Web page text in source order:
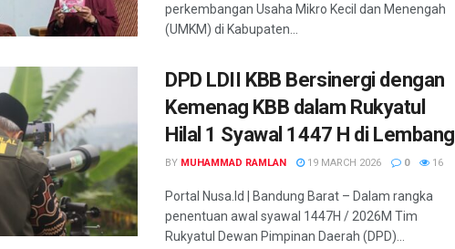
perkembangan Usaha Mikro Kecil dan Menengah
(UMKM) di Kabupaten...
DPD LDII KBB Bersinergi dengan
Kemenag KBB dalam Rukyatul
Hilal 1 Syawal 1447 H di Lembang
BY MUHAMMAD RAMLAN 19 MARCH 2026 0 16
Portal Nusa.Id | Bandung Barat – Dalam rangka
penentuan awal syawal 1447H / 2026M Tim
Rukyatul Dewan Pimpinan Daerah (DPD)...